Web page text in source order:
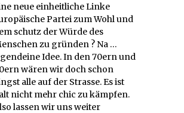
neue einheitliche Linke
Partei zum Wohl und
schutz der Würde des
zu gründen ? Na …
Idee. In den 70ern und
wären wir doch schon
alle auf der Strasse. Es ist
nicht mehr chic zu kämpfen.
lassen wir uns weiter